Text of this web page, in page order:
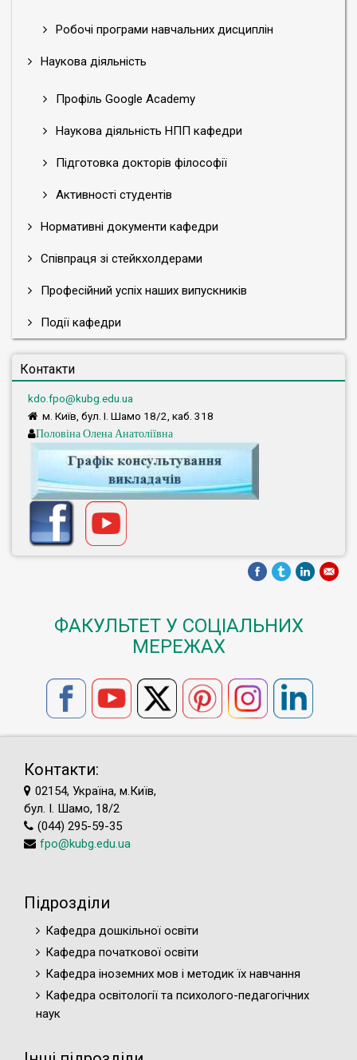
Робочі програми навчальних дисциплін
Наукова діяльність
Профіль Google Academy
Наукова діяльність НПП кафедри
Підготовка докторів філософії
Активності студентів
Нормативні документи кафедри
Співпраця зі стейкхолдерами
Професійний успіх наших випускників
Події кафедри
Контакти
kdo.fpo@kubg.edu.ua
м. Київ, бул. І. Шамо 18/2, каб. 318
Половіна Олена Анатоліївна
ФАКУЛЬТЕТ У СОЦІАЛЬНИХ
МЕРЕЖАХ
Контакти:
02154, Україна, м.Київ,
бул. І. Шамо, 18/2
(044) 295-59-35
fpo@kubg.edu.ua
Підрозділи
Кафедра дошкільної освіти
Кафедра початкової освіти
Кафедра іноземних мов і методик їх навчання
Кафедра освітології та психолого-педагогічних
наук